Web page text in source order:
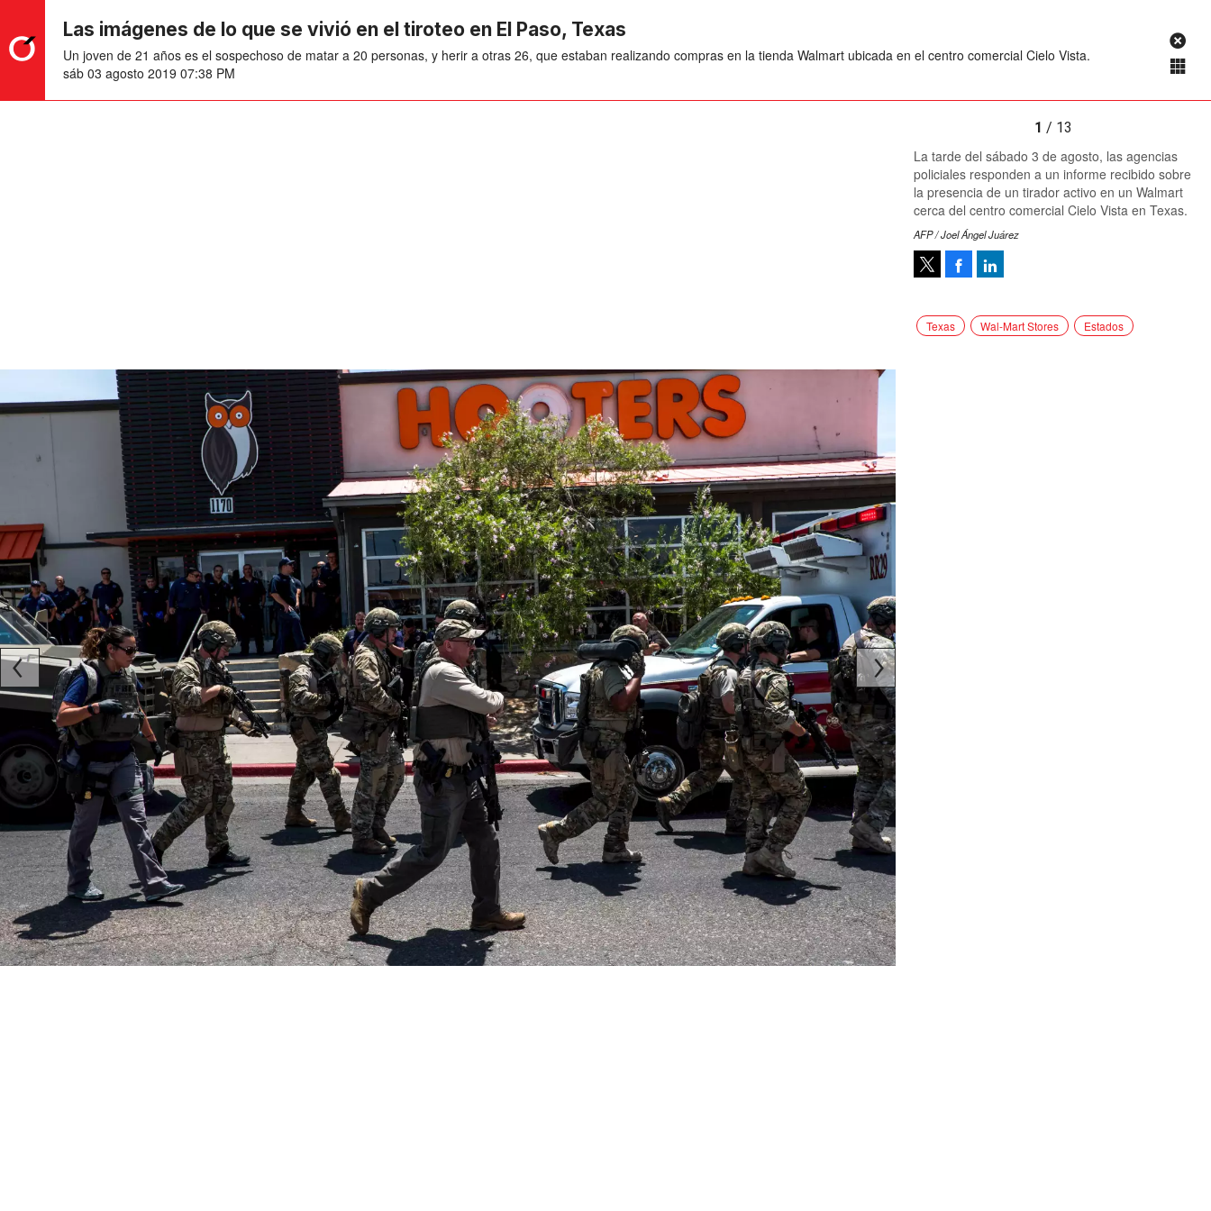
Las imágenes de lo que se vivió en el tiroteo en El Paso, Texas
Un joven de 21 años es el sospechoso de matar a 20 personas, y herir a otras 26, que estaban realizando compras en la tienda Walmart ubicada en el centro comercial Cielo Vista.
sáb 03 agosto 2019 07:38 PM
Texas Wal-Mart Stores Estados
1 / 13
La tarde del sábado 3 de agosto, las agencias
policiales responden a un informe recibido sobre
la presencia de un tirador activo en un Walmart
cerca del centro comercial Cielo Vista en Texas.
AFP / Joel Ángel Juárez
Facebook